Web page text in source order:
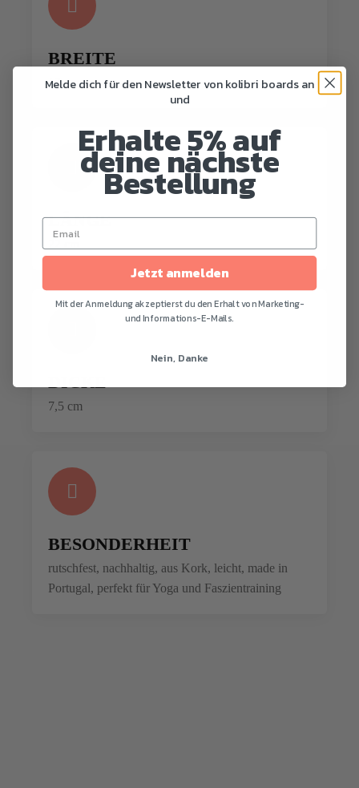
BREITE
12 cm
LÄNGE
DICKE
7,5 cm
BESONDERHEIT
rutschfest, nachhaltig, aus Kork, leicht, made in
Portugal, perfekt für Yoga und Faszientraining
Melde dich für den Newsletter von kolibri boards an
und
Erhalte 5% auf
deine nächste
Bestellung
Jetzt anmelden
Mit der Anmeldung akzeptierst du den Erhalt von Marketing-
und Informations-E-Mails.
Nein, Danke